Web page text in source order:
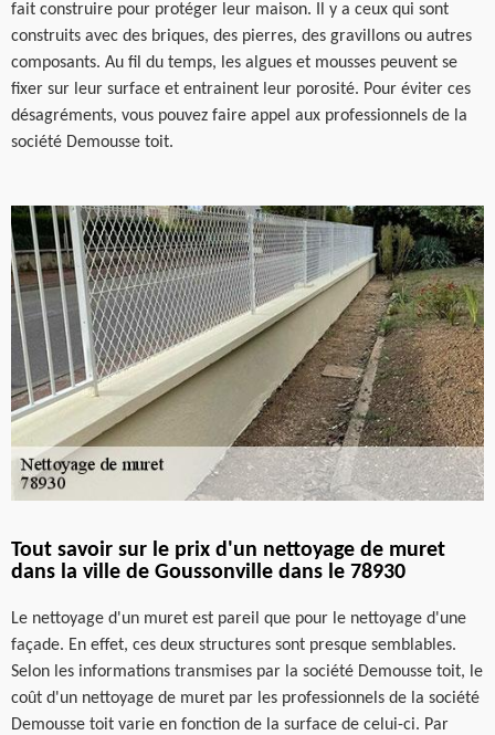
fait construire pour protéger leur maison. Il y a ceux qui sont
construits avec des briques, des pierres, des gravillons ou autres
composants. Au fil du temps, les algues et mousses peuvent se
fixer sur leur surface et entrainent leur porosité. Pour éviter ces
désagréments, vous pouvez faire appel aux professionnels de la
société Demousse toit.
Tout savoir sur le prix d'un nettoyage de muret
dans la ville de Goussonville dans le 78930
Le nettoyage d'un muret est pareil que pour le nettoyage d'une
façade. En effet, ces deux structures sont presque semblables.
Selon les informations transmises par la société Demousse toit, le
coût d'un nettoyage de muret par les professionnels de la société
Demousse toit varie en fonction de la surface de celui-ci. Par